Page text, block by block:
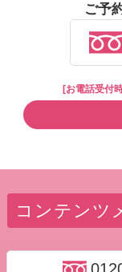
ご予
[お電話受付
コンテンツ